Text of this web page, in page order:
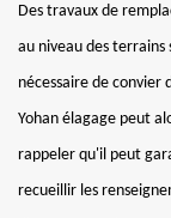
Des travaux de
au niveau des
nécessaire de convier
Yohan élagage peut
rappeler qu'il peut
recueillir les